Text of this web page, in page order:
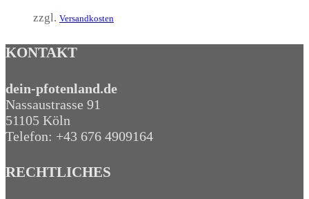
zzgl. Versandkosten
KONTAKT
dein-pfotenland.de
Nassaustrasse 91
51105 Köln
Telefon: +43 676 4909164‬
RECHTLICHES